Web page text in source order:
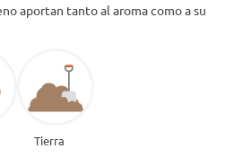
aportan tanto al aroma como a su
Tierra